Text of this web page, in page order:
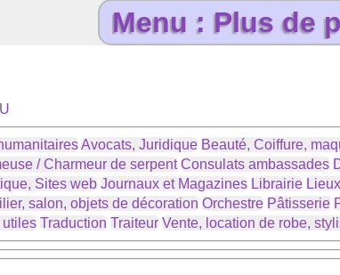
Avocats, Juridique Beauté, Coiffure,
/ Charmeur de serpent Consulats ambassades
Sites web Journaux et Magazines Librairie
salon, objets de décoration Orchestre Pâtisserie
utiles Traduction Traiteur Vente, location de robe,